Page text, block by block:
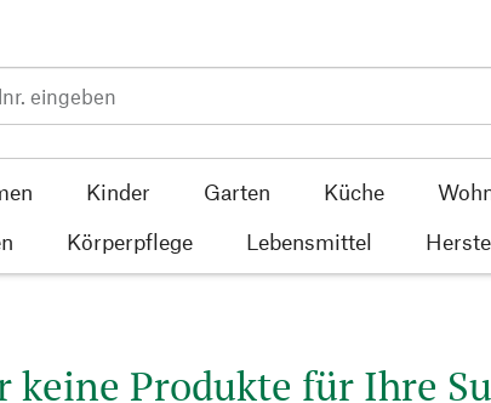
Kinder Garten Küche
Körperpflege Lebensmittel
Produkte für Ihre